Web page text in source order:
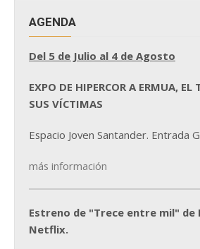
AGENDA
Del 5 de Julio al 4 de Agosto
EXPO DE HIPERCOR A ERMUA, EL
SUS VÍCTIMAS
Espacio Joven Santander. Entrada
más información
Estreno de "Trece entre mil"
Netflix.